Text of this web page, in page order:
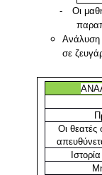
-
Οι
Ανάλυση
σε
Οι θεατές